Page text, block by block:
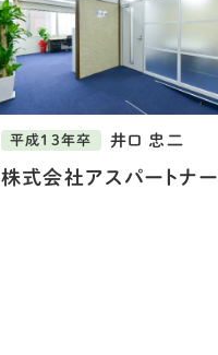
平成13年卒 井口 忠二
株式会社アスパートナー